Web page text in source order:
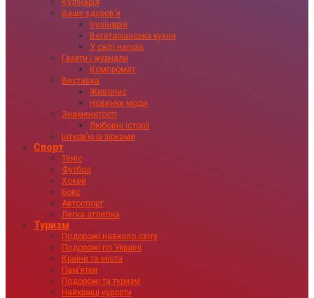
Кулінарія
Ваше здоровʼя
Кулінарія
Вегетаріанська кухня
У світі напоїв
Газети і журнали
Компромат
Виставка
Живопис
Новинки моди
Знаменитості
Любовні історії
Інтервʼю із зірками
Спорт
Теніс
Футбол
Хокей
Бокс
Автоспорт
Легка атлетіка
Туризм
Подорожі навколо світу
Подорожі по Україні
Країни та міста
Пам’ятки
Подорожі та туризм
Найкращі курорти